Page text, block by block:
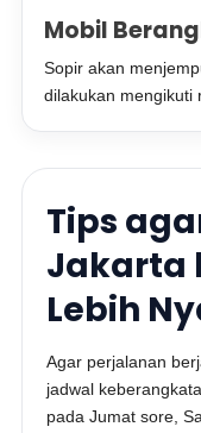
Mobil
Sopir akan
dilakukan mengikuti
Tips
Jakarta
Lebih
Agar perjalanan
jadwal
pada Jumat sore,